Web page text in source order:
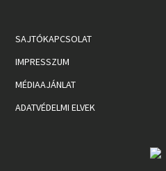
SAJTÓKAPCSOLAT
IMPRESSZUM
MÉDIAAJÁNLAT
ADATVÉDELMI ELVEK